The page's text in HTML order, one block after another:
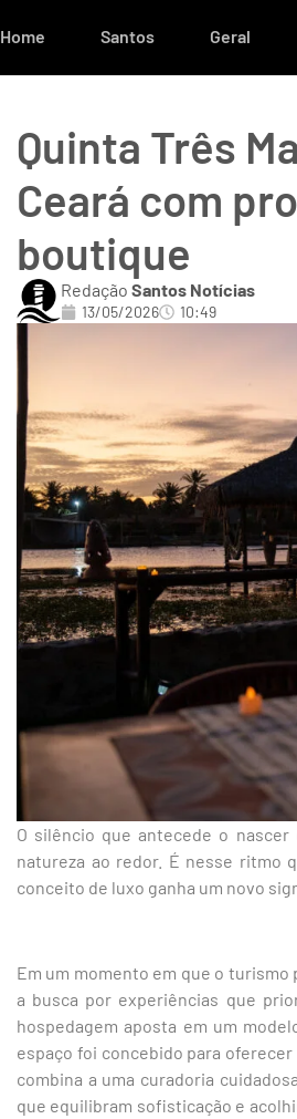
Home Santos Geral
Quinta Três
Ceará com
boutique
Redação Santos Notícias
13/05/2026 10:49
O silêncio que antecede o
natureza ao redor. É nesse ritmo
conceito de luxo ganha um novo
Em um momento em que o
a busca por experiências que
hospedagem aposta em um
espaço foi concebido para
combina a uma curadoria
que equilibram sofisticação e